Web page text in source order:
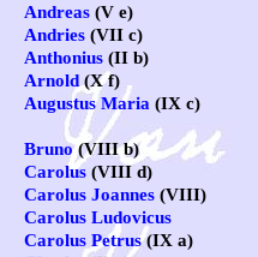
Andreas (V e)
Andries (VII c)
Anthonius (II b)
Arnold (X f)
Augustus Maria (IX c)
Bruno(VIII b)
Carolus (VIII d)
Carolus Joannes (VIII)
Carolus Ludovicus
Carolus Petrus(IX a)